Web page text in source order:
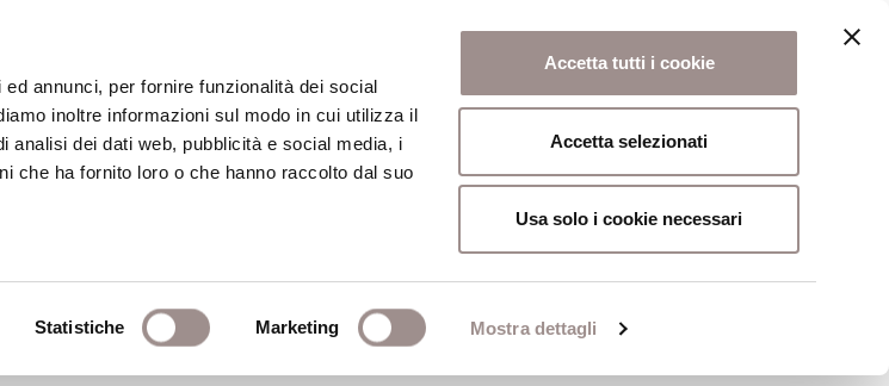
annunci, per fornire funzionalità dei social
inoltre informazioni sul modo in cui utilizza il
analisi dei dati web, pubblicità e social media, i
che ha fornito loro o che hanno raccolto dal suo
Statistiche Marketing Mostra dettagli
Accetta tutti i cookie
Accetta selezionati
Usa solo i cookie necessari
Centro Studi Religiosi Scuola Alti Studi
e comicità nella cultura religiosa